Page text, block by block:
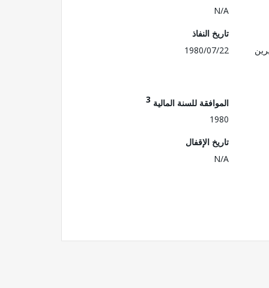
N/A
تاريخ النفاذ
1980/07/22
الموافقة للسنة المالية 3
1980
تاريخ الإقفال
N/A